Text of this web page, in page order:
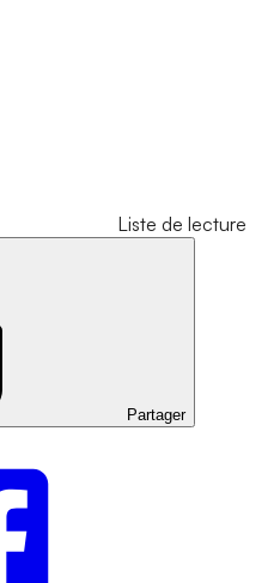
Liste de lecture
Partager